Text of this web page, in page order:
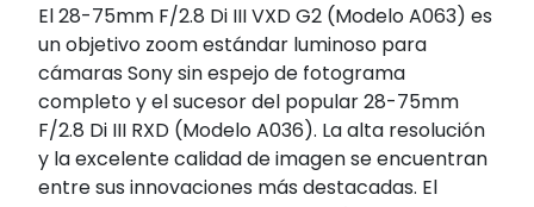
El 28-75mm F/2.8 Di III VXD G2 (Modelo A063) es
un objetivo zoom estándar luminoso para
cámaras Sony sin espejo de fotograma
completo y el sucesor del popular 28-75mm
F/2.8 Di III RXD (Modelo A036). La alta resolución
y la excelente calidad de imagen se encuentran
entre sus innovaciones más destacadas. El